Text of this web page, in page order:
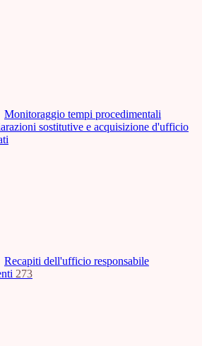
Monitoraggio tempi procedimentali
sostitutive e acquisizione d'ufficio
Recapiti dell'ufficio responsabile
273